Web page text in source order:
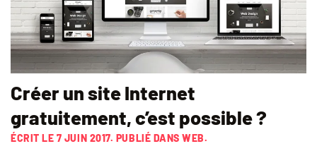
Créer un site Internet
gratuitement, c’est possible ?
ÉCRIT LE 7 JUIN 2017. PUBLIÉ DANSWEB.